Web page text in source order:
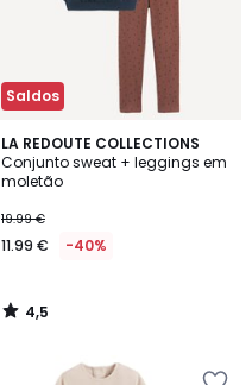
Saldos
LA REDOUTE COLLECTIONS
Conjunto sweat + leggings em
moletão
19.99 €
11.99 € -40%
4,5
/ 5
4,5
/